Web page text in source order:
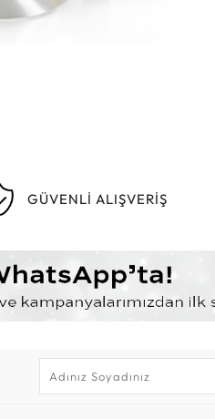
GÜVENLİ ALIŞVERİŞ